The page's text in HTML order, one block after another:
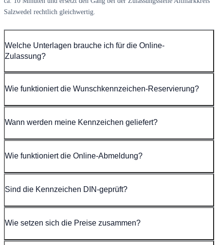
Salzwedel rechtlich gleichwertig.
Welche Unterlagen brauche ich für die Online-
Zulassung?
Wie funktioniert die Wunschkennzeichen-Reservierung?
Wann werden meine Kennzeichen geliefert?
Wie funktioniert die Online-Abmeldung?
Sind die Kennzeichen DIN-geprüft?
Wie setzen sich die Preise zusammen?